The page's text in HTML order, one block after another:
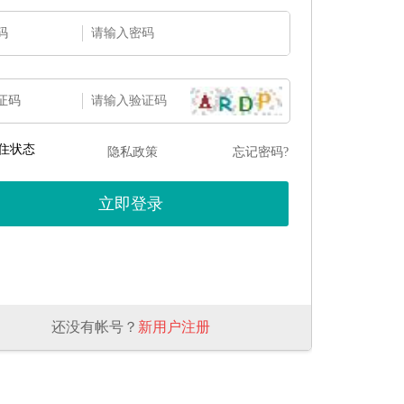
码
状态 隐私政策 忘记密码?
还没有帐号？ 新用户注册